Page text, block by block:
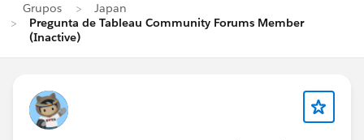
Grupos
Japan
Pregunta de Tableau Community Forums Member
(Inactive)